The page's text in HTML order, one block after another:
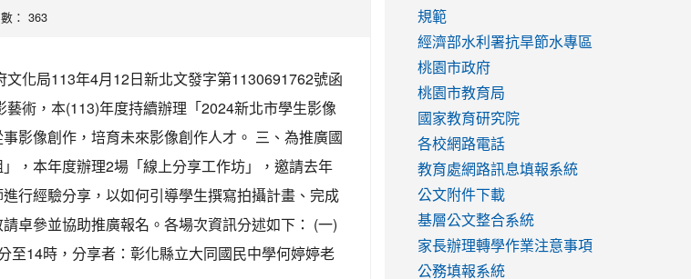
： 363
化局113年4月12日新北文發字第1130691762號函
術，本(113)年度持續辦理「2024新北市學生影像
影像創作，培育未來影像創作人才。 三、為推廣國
，本年度辦理2場「線上分享工作坊」，邀請去年
行經驗分享，以如何引導學生撰寫拍攝計畫、完成
卓參並協助推廣報名。各場次資訊分述如下： (一)
至14時，分享者：彰化縣立大同國民中學何婷婷老
https://www.youtube.com/watch?
v=hC_gdZndU9s
https://www.youtube.com/watch?
v=hC_gdZndU9s
to
https://www.youtube.com/watch?
v=mfpNykQ0g4M
規範
經濟部水利署抗旱節水專區
桃園市政府
桃園市教育局
國家教育研究院
各校網路電話
教育處網路訊息填報系統
公文附件下載
基層公文整合系統
家長辦理轉學作業注意事項
公務填報系統